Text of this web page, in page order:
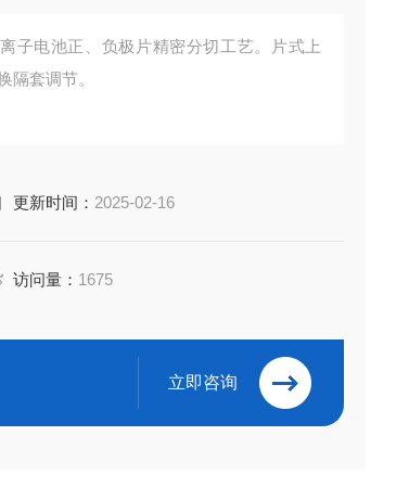
子电池正、负极片精密分切工艺。片式上
隔套调节。
更新时间： 2025-02-16
访问量： 1675
立即咨询